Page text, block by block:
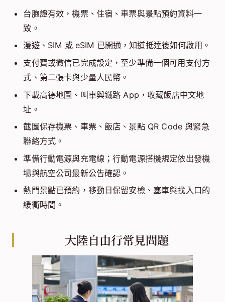
台胞證有效，機票、住宿、車票與景點預約資料一
致。
漫遊、SIM 或 eSIM 已開通，知道抵達後如何啟用。
支付寶或微信已完成設定，至少準備一個可用支付方
式、第二張卡與少量人民幣。
下載高德地圖、叫車與鐵路 App，收藏飯店中文地
址。
截圖保存機票、車票、飯店、景點 QR Code 與緊急
聯絡方式。
準備行動電源與充電線；行動電源搭機規定依出發機
場與航空公司最新公告確認。
熱門景點已預約，移動日保留安檢、塞車與找入口的
緩衝時間。
大陸自由行常見問題